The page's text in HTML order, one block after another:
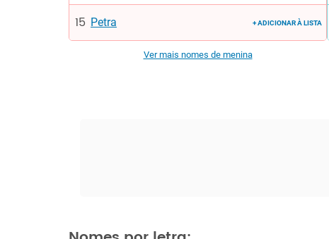
Petra + ADICIONAR À LISTA
Ver mais nomes de menina